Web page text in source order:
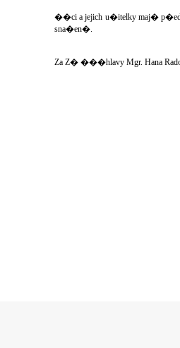
��ci a jejich u�itelky maj�
sna�en�.
Za Z� ���hlavy Mgr. Hana